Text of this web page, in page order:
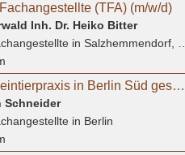
(TFA) (m/w/d)
Inh. Dr. Heiko Bitter
in Salzhemmendorf, Oldendorf
TFA (m/w/d) für Kleintierpraxis in Berlin Süd gesucht (20-35h)
Schneider
in Berlin